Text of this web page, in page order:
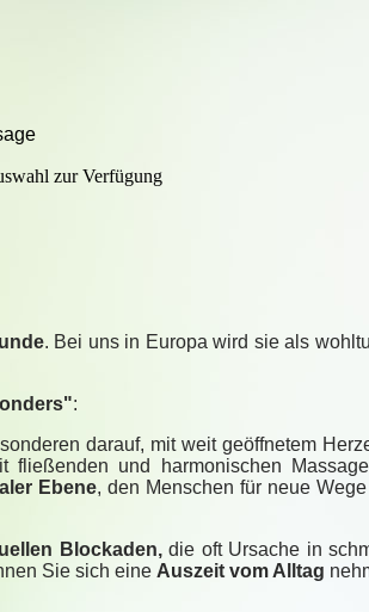
zur Verfügung
. Bei uns in Europa wird sie als
:
darauf, mit weit geöffnetem
und harmonischen
Ebene, den Menschen für neue
Blockaden,die oft Ursache in
Sie sich eine Auszeit vom Alltag